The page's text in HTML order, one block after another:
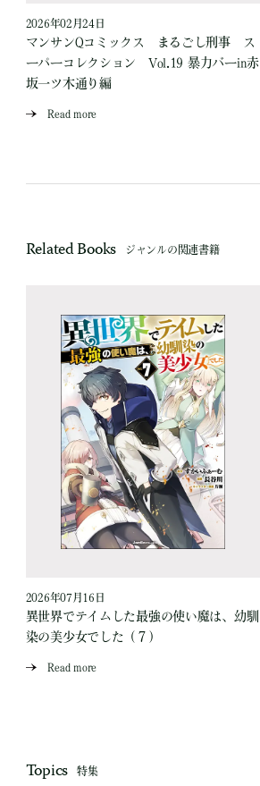
2026年02月24日
マンサンQコミックス まるごし刑事 ス
ーパーコレクション Vol.19 暴力バーin赤
坂一ツ木通り編
Read more
Related Books ジャンルの関連書籍
2026年07月16日
異世界でテイムした最強の使い魔は、幼馴
染の美少女でした（７）
Read more
Topics 特集